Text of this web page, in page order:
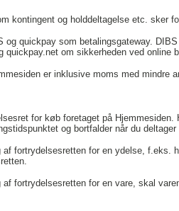
kontingent og holddeltagelse etc. sker
og quickpay som betalingsgateway.
quickpay.net om sikkerheden ved online
er inklusive moms med mindre
for køb foretaget på
og bortfalder når du
fortrydelsesretten for en ydelse, f.eks.
fortrydelsesretten for en vare, skal